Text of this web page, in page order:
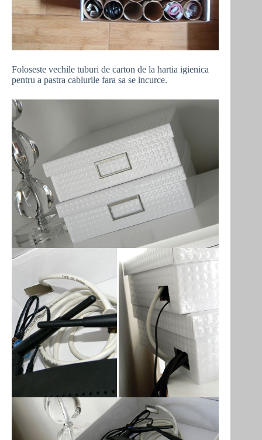
Foloseste vechile tuburi de carton de la hartia igienica
pentru a pastra cablurile fara sa se incurce.